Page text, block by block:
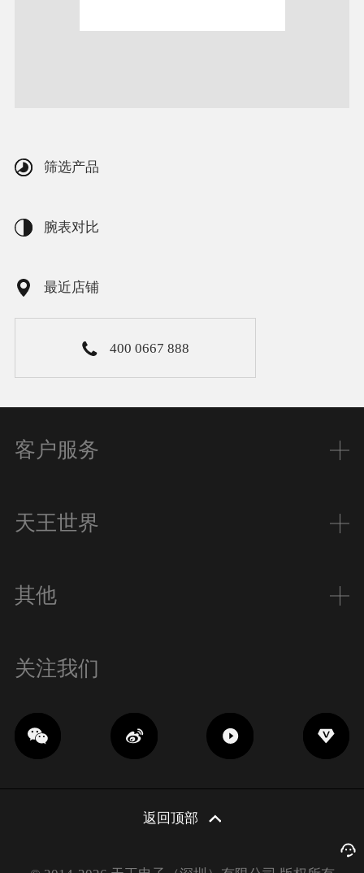
筛选产品
腕表对比
最近店铺
400 0667 888
客户服务
天王世界
其他
关注我们
返回顶部